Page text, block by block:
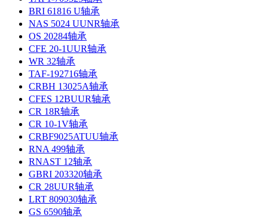
BRI 61816 U轴承
NAS 5024 UUNR轴承
OS 20284轴承
CFE 20-1UUR轴承
WR 32轴承
TAF-192716轴承
CRBH 13025A轴承
CFES 12BUUR轴承
CR 18R轴承
CR 10-1V轴承
CRBF9025ATUU轴承
RNA 499轴承
RNAST 12轴承
GBRI 203320轴承
CR 28UUR轴承
LRT 809030轴承
GS 6590轴承